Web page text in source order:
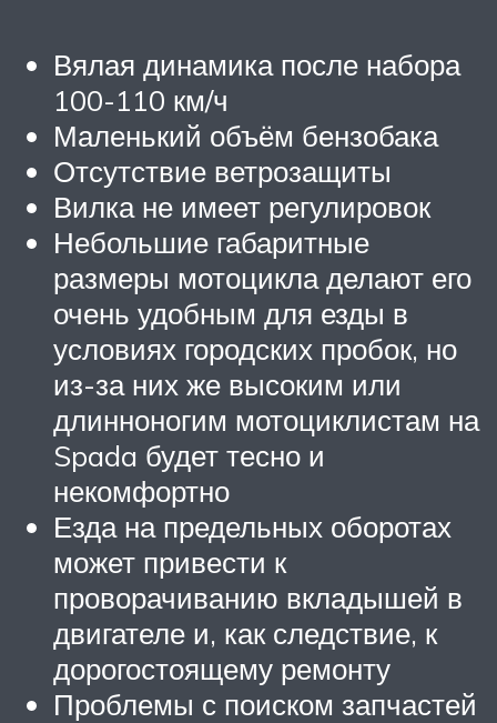
Вялая динамика после набора
100-110 км/ч
Маленький объём бензобака
Отсутствие ветрозащиты
Вилка не имеет регулировок
Небольшие габаритные
размеры мотоцикла делают его
очень удобным для езды в
условиях городских пробок, но
из-за них же высоким или
длинноногим мотоциклистам на
Spada будет тесно и
некомфортно
Езда на предельных оборотах
может привести к
проворачиванию вкладышей в
двигателе и, как следствие, к
дорогостоящему ремонту
Проблемы с поиском запчастей